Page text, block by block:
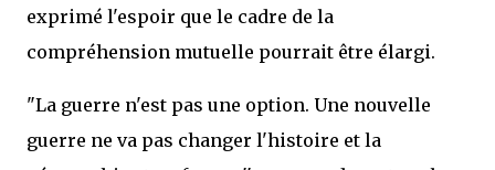
exprimé l'espoir que le cadre de la
compréhension mutuelle pourrait être élargi.
"La guerre n'est pas une option. Une nouvelle
guerre ne va pas changer l'histoire et la